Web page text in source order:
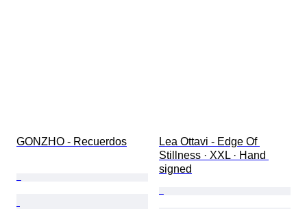
GONZHO - Recuerdos
Lea Ottavi - Edge Of
Stillness · XXL · Hand
signed